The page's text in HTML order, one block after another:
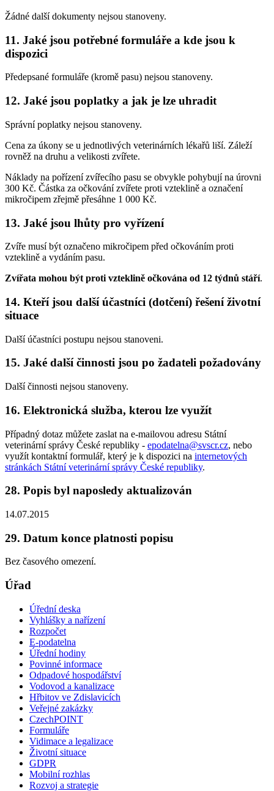
Žádné další dokumenty nejsou stanoveny.
11. Jaké jsou potřebné formuláře a kde jsou k
dispozici
Předepsané formuláře (kromě pasu) nejsou stanoveny.
12. Jaké jsou poplatky a jak je lze uhradit
Správní poplatky nejsou stanoveny.
Cena za úkony se u jednotlivých veterinárních lékařů liší. Záleží
rovněž na druhu a velikosti zvířete.
Náklady na pořízení zvířecího pasu se obvykle pohybují na úrovni
300 Kč. Částka za očkování zvířete proti vzteklině a označení
mikročipem zřejmě přesáhne 1 000 Kč.
13. Jaké jsou lhůty pro vyřízení
Zvíře musí být označeno mikročipem před očkováním proti
vzteklině a vydáním pasu.
Zvířata mohou být proti vzteklině očkována od 12 týdnů stáří.
14. Kteří jsou další účastníci (dotčení) řešení životní
situace
Další účastníci postupu nejsou stanoveni.
15. Jaké další činnosti jsou po žadateli požadovány
Další činnosti nejsou stanoveny.
16. Elektronická služba, kterou lze využít
Případný dotaz můžete zaslat na e-mailovou adresu Státní
veterinární správy České republiky - epodatelna@svscr.cz, nebo
využít kontaktní formulář, který je k dispozici na internetových
stránkách Státní veterinární správy České republiky.
28. Popis byl naposledy aktualizován
14.07.2015
29. Datum konce platnosti popisu
Bez časového omezení.
Úřad
Úřední deska
Vyhlášky a nařízení
Rozpočet
E-podatelna
Úřední hodiny
Povinné informace
Odpadové hospodářství
Vodovod a kanalizace
Hřbitov ve Zdislavicích
Veřejné zakázky
CzechPOINT
Formuláře
Vidimace a legalizace
Životní situace
GDPR
Mobilní rozhlas
Rozvoj a strategie